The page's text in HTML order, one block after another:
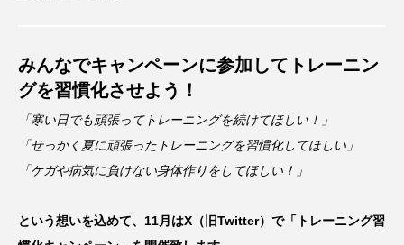
みんなでキャンペーンに参加してトレーニン
グを習慣化させよう！
「寒い日でも頑張ってトレーニングを続けてほしい！」
「せっかく夏に頑張ったトレーニングを習慣化してほしい」
「ケガや病気に負けない身体作りをしてほしい！」
という想いを込めて、11月はX（旧Twitter）で「トレーニング習